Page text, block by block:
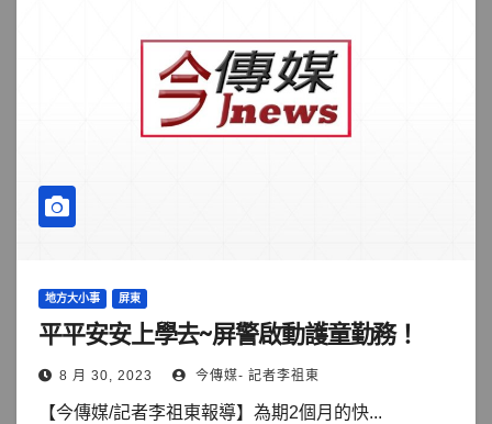
地方大小事 屏東
平平安安上學去~屏警啟動護童勤務！
8 月 30, 2023 今傳媒- 記者李祖東
【今傳媒/記者李祖東報導】為期2個月的快...